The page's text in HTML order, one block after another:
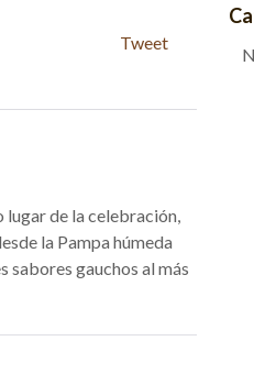
Tweet
lugar de la celebración,
la Pampa húmeda
sabores gauchos al más